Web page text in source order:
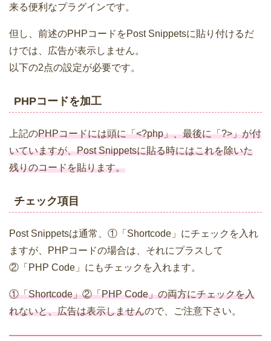
来る便利なプラグインです。
但し、前述のPHPコードをPost Snippetsに貼り付けるだ
けでは、広告が表示しません。
以下の2点の設定が必要です。
PHPコードを加工
上記のPHPコードには頭に「<?php」、最後に「?>」が付
いていますが、Post Snippetsに貼る時にはこれを除いた
残りのコードを貼ります。
チェック項目
Post Snippetsは通常、①「Shortcode」にチェックを入れ
ますが、PHPコードの場合は、それにプラスして
②「PHP Code」にもチェックを入れます。
①「Shortcode」②「PHP Code」の両方にチェックを入
れないと、広告は表示しませんので、ご注意下さい。